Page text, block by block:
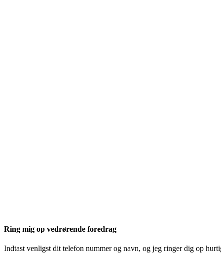
Ring mig op vedrørende foredrag
Indtast venligst dit telefon nummer og navn, og jeg ringer dig op